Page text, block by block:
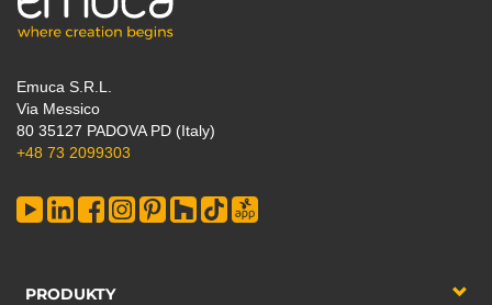
Emuca S.R.L.
Via Messico
80 35127 PADOVA PD (Italy)
+48 73 2099303
PRODUKTY